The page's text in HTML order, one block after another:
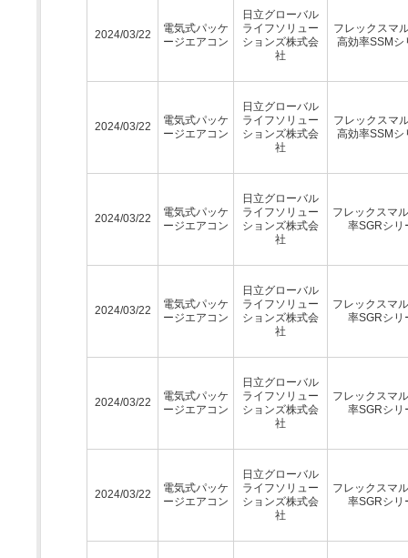
2024/03/22
電気式パッケ
ージエアコン
日立グローバル
ライフソリュー
ションズ株式会
社
フレックスマ
高効率SSMシ
2024/03/22
電気式パッケ
ージエアコン
日立グローバル
ライフソリュー
ションズ株式会
社
フレックスマ
高効率SSMシ
2024/03/22
電気式パッケ
ージエアコン
日立グローバル
ライフソリュー
ションズ株式会
社
フレックスマ
率SGRシリ
2024/03/22
電気式パッケ
ージエアコン
日立グローバル
ライフソリュー
ションズ株式会
社
フレックスマ
率SGRシリ
2024/03/22
電気式パッケ
ージエアコン
日立グローバル
ライフソリュー
ションズ株式会
社
フレックスマ
率SGRシリ
2024/03/22
電気式パッケ
ージエアコン
日立グローバル
ライフソリュー
ションズ株式会
社
フレックスマ
率SGRシリ